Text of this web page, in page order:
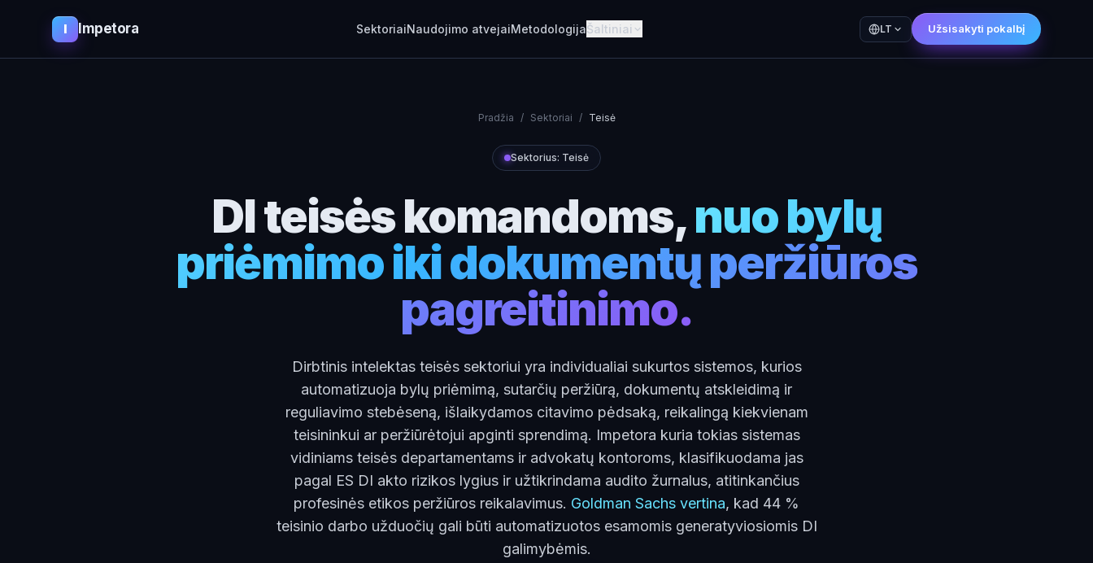
I Impetora SektoriaiNaudojimo atvejaiMetodologijaŠaltiniai LT Užsisakyti pokalbį
Pradžia / Sektoriai / Teisė
Sektorius: Teisė
DI teisės komandoms,nuo bylų
priėmimo iki dokumentų peržiūros
pagreitinimo.
Dirbtinis intelektas teisės sektoriui yra individualiai sukurtos sistemos, kurios
automatizuoja bylų priėmimą, sutarčių peržiūrą, dokumentų atskleidimą ir
reguliavimo stebėseną, išlaikydamos citavimo pėdsaką, reikalingą kiekvienam
teisininkui ar peržiūrėtojui apginti sprendimą. Impetora kuria tokias sistemas
vidiniams teisės departamentams ir advokatų kontoroms, klasifikuodama jas
pagal ES DI akto rizikos lygius ir užtikrindama audito žurnalus, atitinkančius
profesinės etikos peržiūros reikalavimus. Goldman Sachs vertina, kad 44 %
teisinio darbo užduočių gali būti automatizuotos esamomis generatyviosiomis DI
galimybėmis.